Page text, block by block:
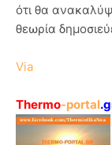
ότι θα
θεωρία
Via
Thermo-portal